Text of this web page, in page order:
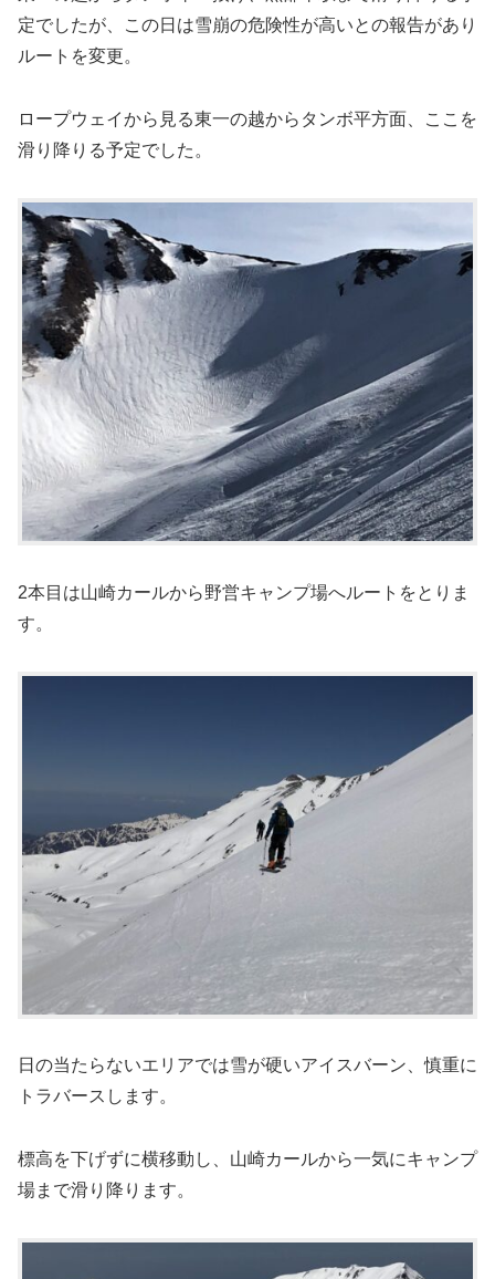
定でしたが、この日は雪崩の危険性が高いとの報告があり
ルートを変更。
ロープウェイから見る東一の越からタンボ平方面、ここを
滑り降りる予定でした。
2本目は山崎カールから野営キャンプ場へルートをとりま
す。
日の当たらないエリアでは雪が硬いアイスバーン、慎重に
トラバースします。
標高を下げずに横移動し、山崎カールから一気にキャンプ
場まで滑り降ります。